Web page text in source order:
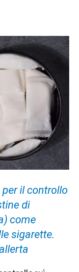
per il controllo
di
come
sigarette.